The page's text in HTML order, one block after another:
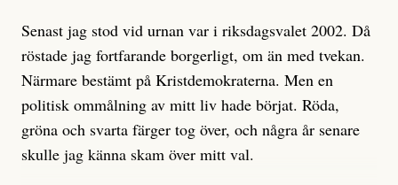
misstänkta personen är en infiltratör. Det som läsaren
får veta är att personen har ändrat sina politiska åsikter
under åren, att den har raderat tidigare innehåll på sina
sociala medier, att artikelns författare inte förstår sig
på personens ekonomi och att det tydligen finns
anonyma röster inom rörelsen som säger saker som
Senast jag stod vid urnan var i riksdagsvalet 2002. Då
röstade jag fortfarande borgerligt, om än med tvekan.
Närmare bestämt på Kristdemokraterna. Men en
politisk ommålning av mitt liv hade börjat. Röda,
gröna och svarta färger tog över, och några år senare
skulle jag känna skam över mitt val.